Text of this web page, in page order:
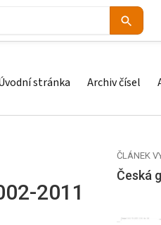
stránka Archiv čísel
2011
ČLÁNEK
Česká